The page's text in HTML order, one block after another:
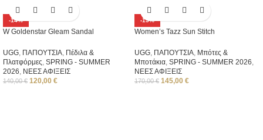
-14%
W Goldenstar Gleam Sandal
UGG ΠΑΠΟΥΤΣΙΑ Πέδιλα &
Πλατφόρμες SPRING - SUMMER
2026 ΝΕΕΣ ΑΦΙΞΕΙΣ
140,00€ 120,00 €
-15%
Women’s Tazz Sun Stitch
UGG ΠΑΠΟΥΤΣΙΑ Μπότες &
Μποτάκια SPRING - SUMMER 2026
ΝΕΕΣ ΑΦΙΞΕΙΣ
170,00€ 145,00 €